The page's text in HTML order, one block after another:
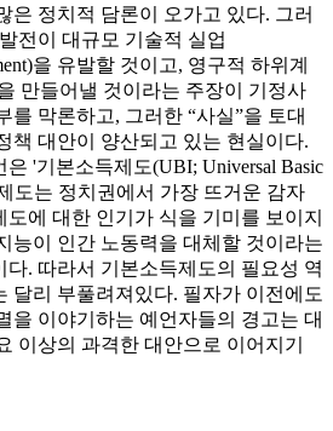
은 정치적 담론이 오가고 있다. 그러
전이 대규모 기술적 실업
을 유발할 것이고, 영구적 하위계
을 만들어낼 것이라는 주장이 기정사
를 막론하고, 그러한 “사실”을 토대
책 대안이 양산되고 있는 현실이다.
'기본소득제도(UBI; Universal Basic
도는 정치권에서 가장 뜨거운 감자
에 대한 인기가 식을 기미를 보이지
능이 인간 노동력을 대체할 것이라는
다. 따라서 기본소득제도의 필요성 역
달리 부풀려져있다. 필자가 이전에도
을 이야기하는 예언자들의 경고는 대
이상의 과격한 대안으로 이어지기